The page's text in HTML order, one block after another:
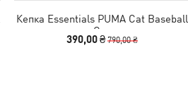
Кепка Essentials PUMA Cat Baseball
Cap
390,00 ₴790,00 ₴